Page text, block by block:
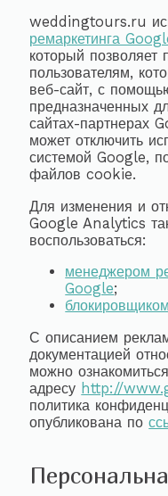
weddingtours.ru
ремаркетинга
который позволяет
пользователям,
веб-сайт, с
предназначенных
сайтах-партнерах
может отключить
системой Google,
файлов cookie.
Для изменения и
Google Analytics
воспользоваться:
менеджером
Google;
С описанием
документацией
можно
адресу http://
политика
опубликована по